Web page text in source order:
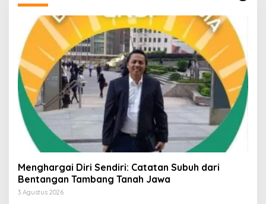
Menghargai Diri Sendiri: Catatan Subuh dari
Bentangan Tambang Tanah Jawa
3 Agustus 2026